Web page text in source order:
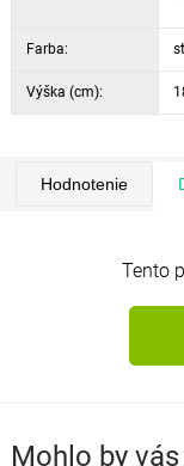
Farba:
Výška (cm):
Hodnotenie
Tento
Mohlo by